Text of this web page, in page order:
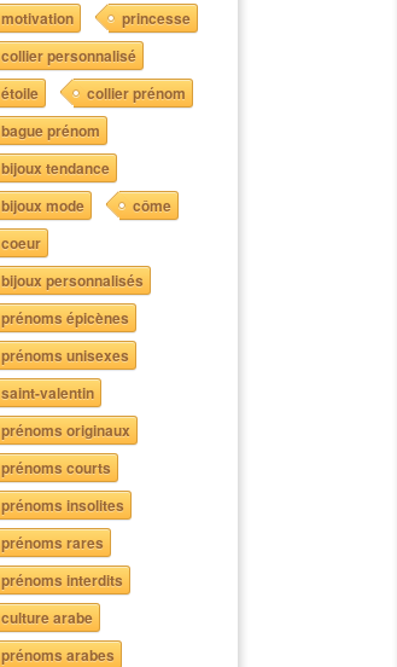
motivation
princesse
collier personnalisé
étoile
collier prénom
bague prénom
bijoux tendance
bijoux mode
côme
coeur
bijoux personnalisés
prénoms épicènes
prénoms unisexes
saint-valentin
prénoms originaux
prénoms courts
prénoms insolites
prénoms rares
prénoms interdits
culture arabe
prénoms arabes